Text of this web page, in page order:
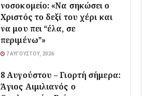
νοσοκομείο: «Να σηκώσει ο
Χριστός το δεξί του χέρι και
να μου πει “έλα, σε
περιμένω”»
7 ΑΥΓΟΎΣΤΟΥ, 2026
8 Αυγούστου – Γιορτή σήμερα:
Άγιος Αιμιλιανός ο